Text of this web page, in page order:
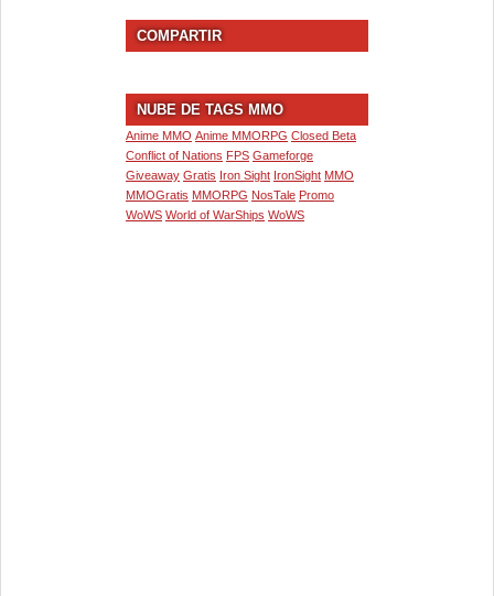
COMPARTIR
NUBE DE TAGS MMO
Anime MMO Anime MMORPG Closed Beta
Conflict of Nations FPS Gameforge
Giveaway Gratis Iron Sight IronSight MMO
MMOGratis MMORPG NosTale Promo
WoWS World of WarShips WoWS